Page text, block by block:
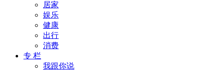
居家
娱乐
健康
出行
消费
专 栏
我跟你说